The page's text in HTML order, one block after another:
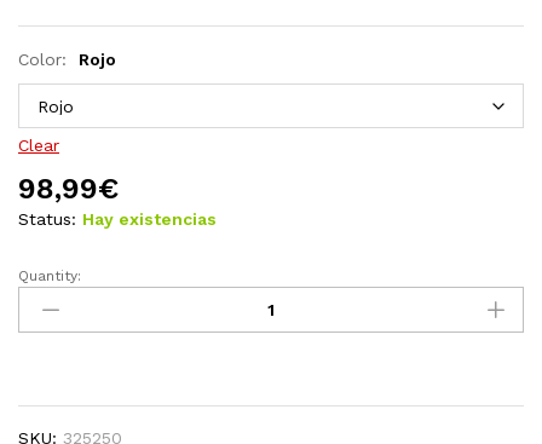
Color: Rojo
Clear
98,99€
Status: Hay existencias
Tumbona
suelo
Quantity:
SKU: 325250